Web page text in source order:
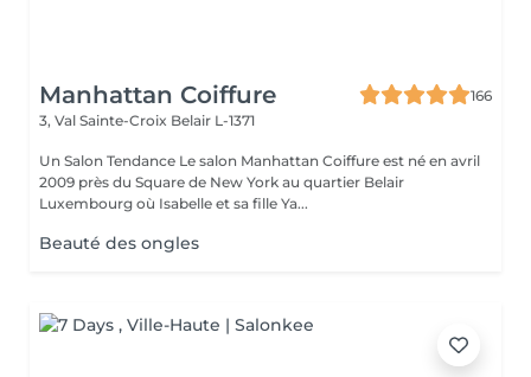
Manhattan Coiffure
166
3, Val Sainte-Croix Belair L-1371
Un Salon Tendance Le salon Manhattan Coiffure est né en avril
2009 près du Square de New York au quartier Belair
Luxembourg où Isabelle et sa fille Ya...
Beauté des ongles